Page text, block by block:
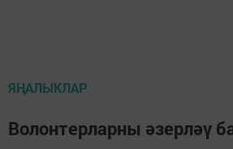
ЯҢАЛЫКЛАР
Волонтерларны әзерләү